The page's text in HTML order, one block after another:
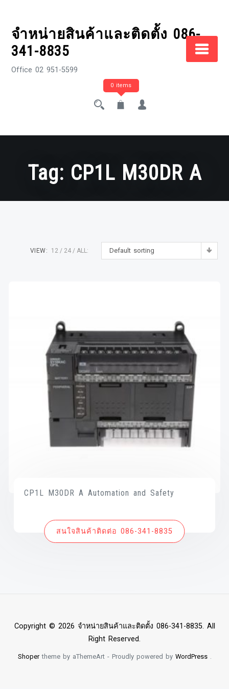
contentจำหน่ายสินค้าและติดตั้ง 086-
341-8835
Office 02 951-5599
0 items
Tag: CP1L M30DR A
Default sorting
VIEW: 12 24 ALL:
CP1L M30DR A Automation and Safety
สนใจสินค้าติดต่อ 086-341-8835
Copyright © 2026 จำหน่ายสินค้าและติดตั้ง 086-341-8835. All
Right Reserved.
Shopertheme by aThemeArt - Proudly powered by WordPress.